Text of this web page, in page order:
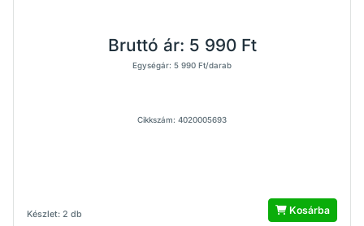
Készlet: 2 db
Bruttó ár: 5 990 Ft
Egységár: 5 990 Ft/darab
Cikkszám: 4020005693
Kosárba